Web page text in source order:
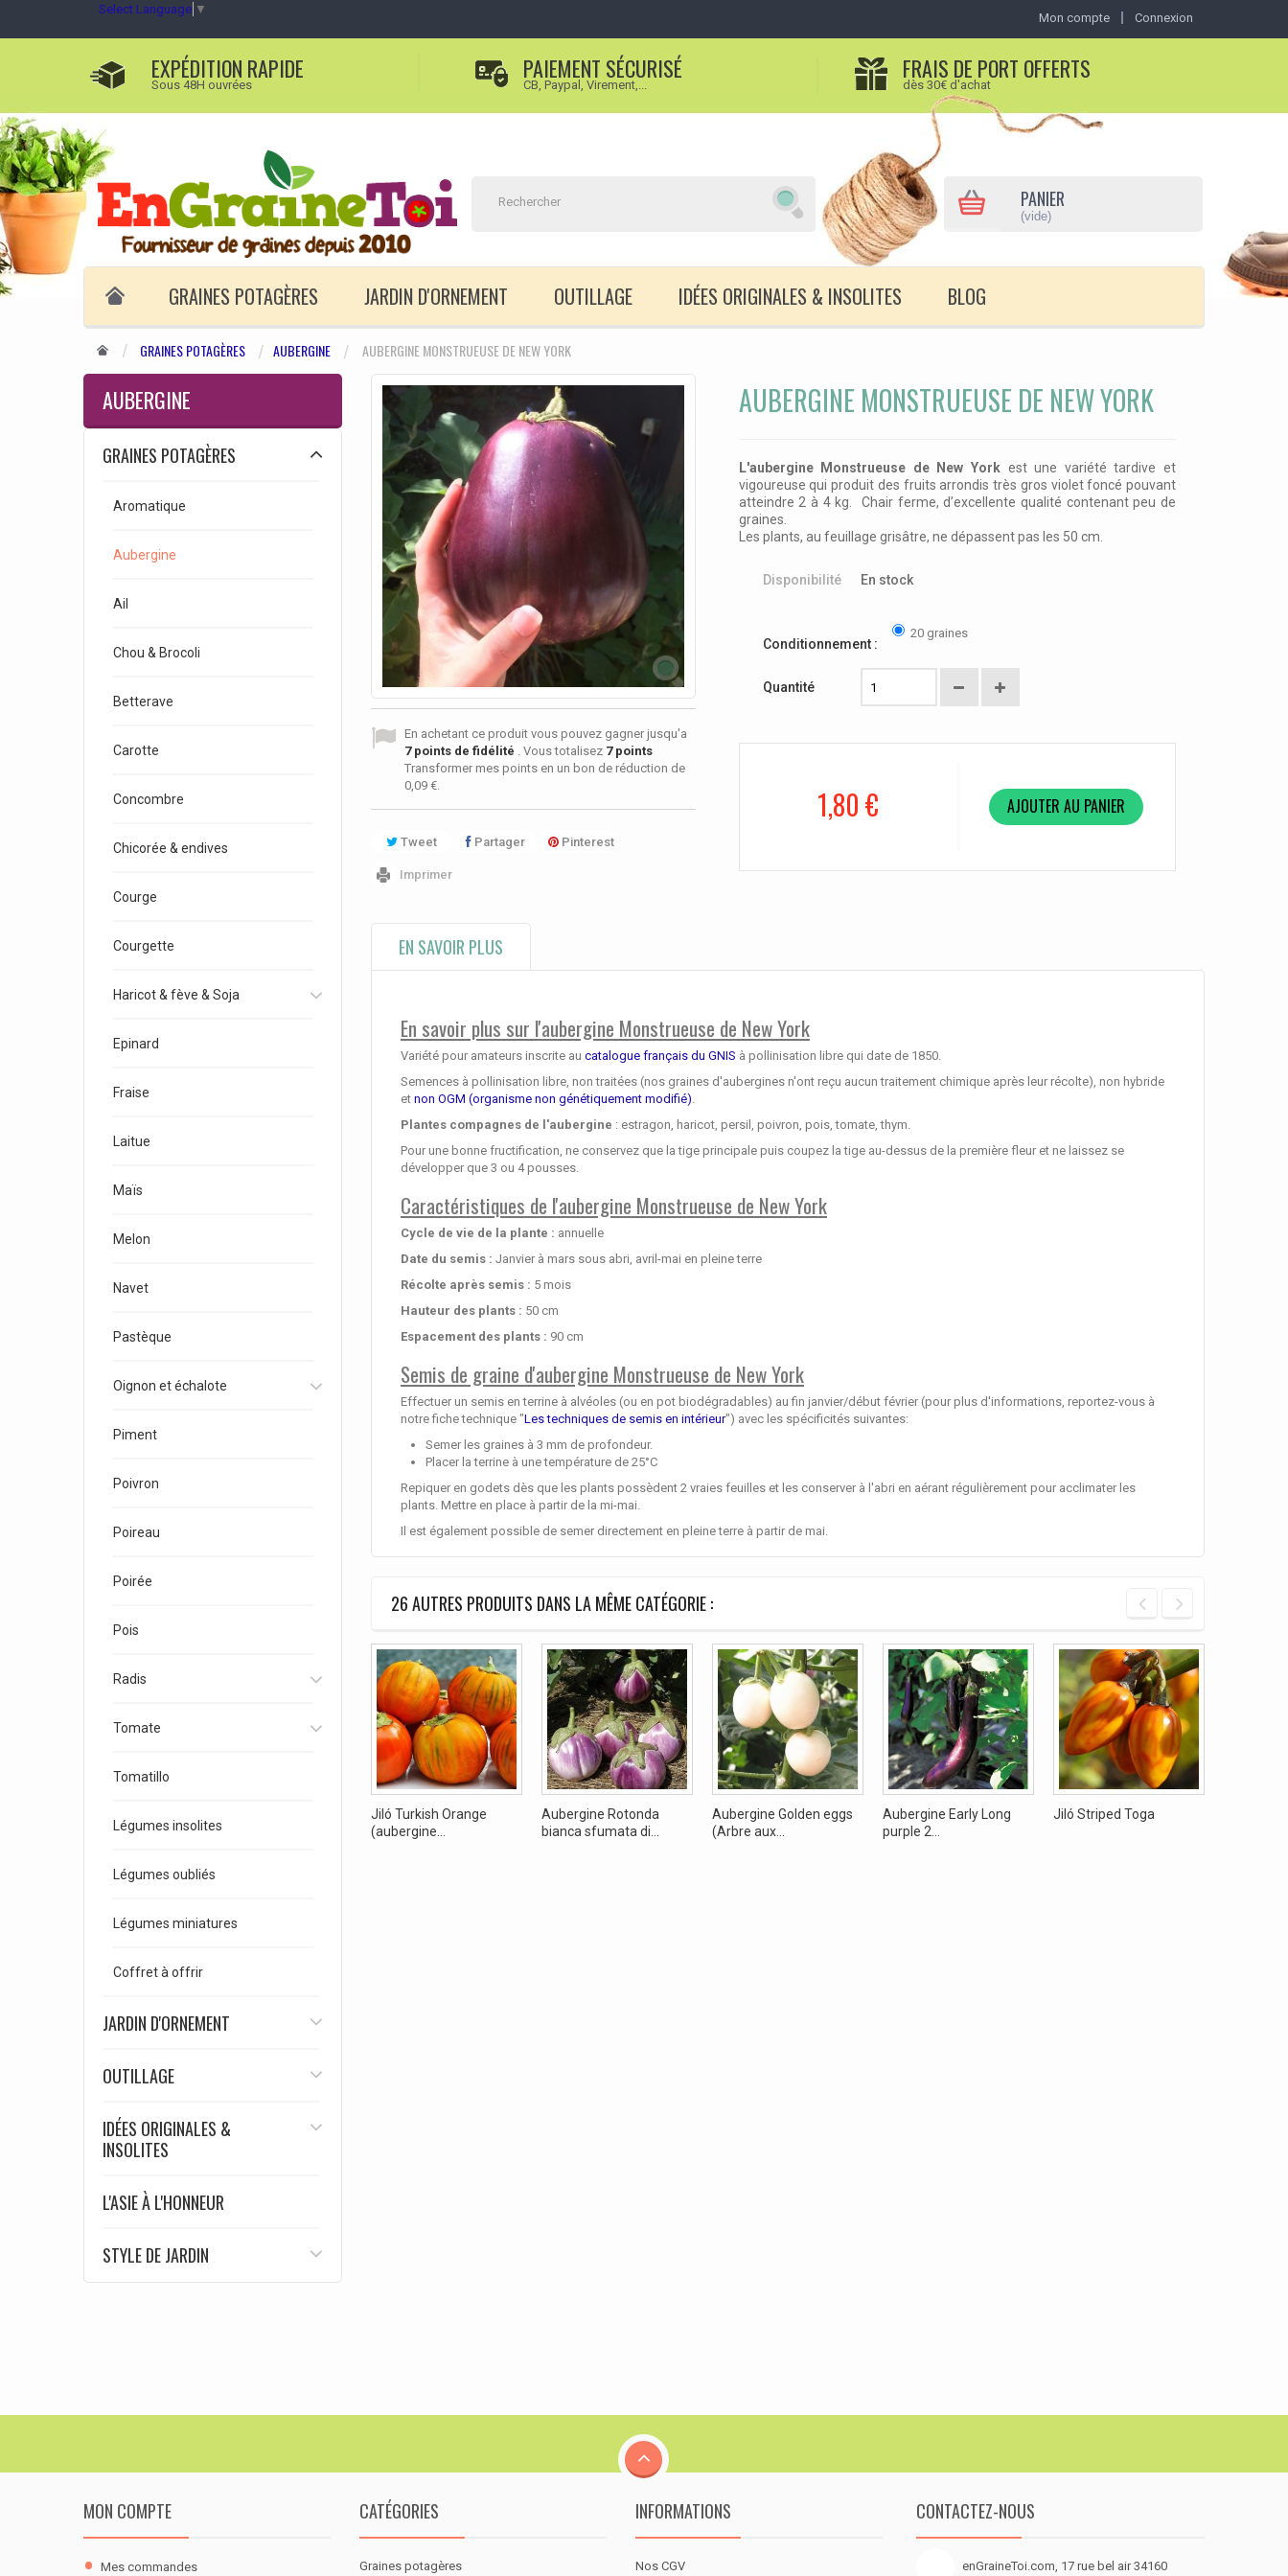
Mon compte Connexion
Select Language ▼
EXPÉDITION RAPIDE
Sous 48H ouvrées
PAIEMENT SÉCURISÉ
CB, Paypal, Virement,...
FRAIS DE PORT OFFERTS
dès 30€ d'achat
PANIER
(vide)
GRAINES POTAGÈRES JARDIN D'ORNEMENT OUTILLAGE IDÉES ORIGINALES & INSOLITES BLOG
GRAINES POTAGÈRES AUBERGINE AUBERGINE MONSTRUEUSE DE NEW YORK
AUBERGINE
GRAINES POTAGÈRES
Aromatique
Aubergine
Ail
Chou & Brocoli
Betterave
Carotte
Concombre
Chicorée & endives
Courge
Courgette
Haricot & fève & Soja
Epinard
Fraise
Laitue
Maïs
Melon
Navet
Pastèque
Oignon et échalote
Piment
Poivron
Poireau
Poirée
Pois
Radis
Tomate
Tomatillo
Légumes insolites
Légumes oubliés
Légumes miniatures
Coffret à offrir
JARDIN D'ORNEMENT
OUTILLAGE
IDÉES ORIGINALES &
INSOLITES
L'ASIE À L'HONNEUR
STYLE DE JARDIN
En achetant ce produit vous pouvez gagner jusqu'a
7points de fidélité . Vous totalisez 7points
Transformer mes points en un bon de réduction de
0,09 €
Tweet Partager Pinterest
Imprimer
AUBERGINE MONSTRUEUSE DE NEW YORK
L'aubergine Monstrueuse de New York est une variété tardive et
vigoureuse qui produit des fruits arrondis très gros violet foncé pouvant
atteindre 2 à 4 kg. Chair ferme, d’excellente qualité contenant peu de
graines.
Les plants, au feuillage grisâtre, ne dépassent pas les 50 cm.
Disponibilité En stock
Conditionnement :
20 graines
Quantité
1,80 € AJOUTER AU PANIER
EN SAVOIR PLUS
En savoir plus sur l'aubergine Monstrueuse de New York
Variété pour amateurs inscrite au catalogue français du GNIS à pollinisation libre qui date de 1850.
Semences à pollinisation libre, non traitées (nos graines d'aubergines n'ont reçu aucun traitement chimique après leur récolte), non hybride
et non OGM (organisme non génétiquement modifié)
Plantes compagnes de l'aubergine : estragon, haricot, persil, poivron, pois, tomate, thym.
Pour une bonne fructification, ne conservez que la tige principale puis coupez la tige au-dessus de la première fleur et ne laissez se
développer que 3 ou 4 pousses.
Caractéristiques de l'aubergine Monstrueuse de New York
Cycle de vie de la plante : annuelle
Date du semis : Janvier à mars sous abri, avril-mai en pleine terre
Récolte après semis : 5 mois
Hauteur des plants : 50 cm
Espacement des plants : 90 cm
Semis de graine d'aubergine Monstrueuse de New York
Effectuer un semis en terrine à alvéoles (ou en pot biodégradables) au fin janvier/début février (pour plus d'informations, reportez-vous à
notre fiche technique "Les techniques de semis en intérieur") avec les spécificités suivantes:
Semer les graines à 3 mm de profondeur.
Placer la terrine à une température de 25°C
Repiquer en godets dès que les plants possèdent 2 vraies feuilles et les conserver à l'abri en aérant régulièrement pour acclimater les
plants. Mettre en place à partir de la mi-mai.
Il est également possible de semer directement en pleine terre à partir de mai.
26 AUTRES PRODUITS DANS LA MÊME CATÉGORIE :
Jiló Turkish Orange
(aubergine...
Aubergine Rotonda
bianca sfumata di...
Aubergine Golden eggs
(Arbre aux...
Aubergine Early Long
purple 2...
Jiló Striped Toga
MON COMPTE
Mes commandes
CATÉGORIES
Graines potagères
INFORMATIONS
Nos CGV
CONTACTEZ-NOUS
enGraineToi.com, 17 rue bel air 34160